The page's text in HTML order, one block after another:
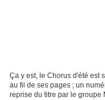
Ça y est, le Chorus d'été est
au fil de ses pages ; un
reprise du titre par le groupe